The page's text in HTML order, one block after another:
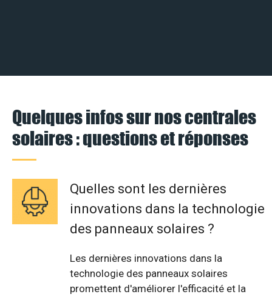
Quelques infos sur nos centrales
solaires : questions et réponses
Quelles sont les dernières
innovations dans la technologie
des panneaux solaires ?
Les dernières innovations dans la
technologie des panneaux solaires
promettent d'améliorer l'efficacité et la